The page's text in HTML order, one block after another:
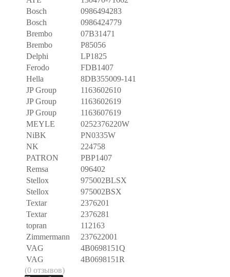
Bosch
0986494283
Bosch
0986424779
Brembo
07B31471
Brembo
P85056
Delphi
LP1825
Ferodo
FDB1407
Hella
8DB355009-141
JP Group
1163602610
JP Group
1163602619
JP Group
1163607619
MEYLE
0252376220W
NiBK
PN0335W
NK
224758
PATRON
PBP1407
Remsa
096402
Stellox
975002BLSX
Stellox
975002BSX
Textar
2376201
Textar
2376281
topran
112163
Zimmermann
237622001
VAG
4B0698151Q
VAG
4B0698151R
(0 отзывов)